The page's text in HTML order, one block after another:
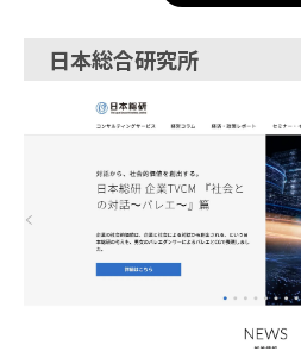
日本総合研究所